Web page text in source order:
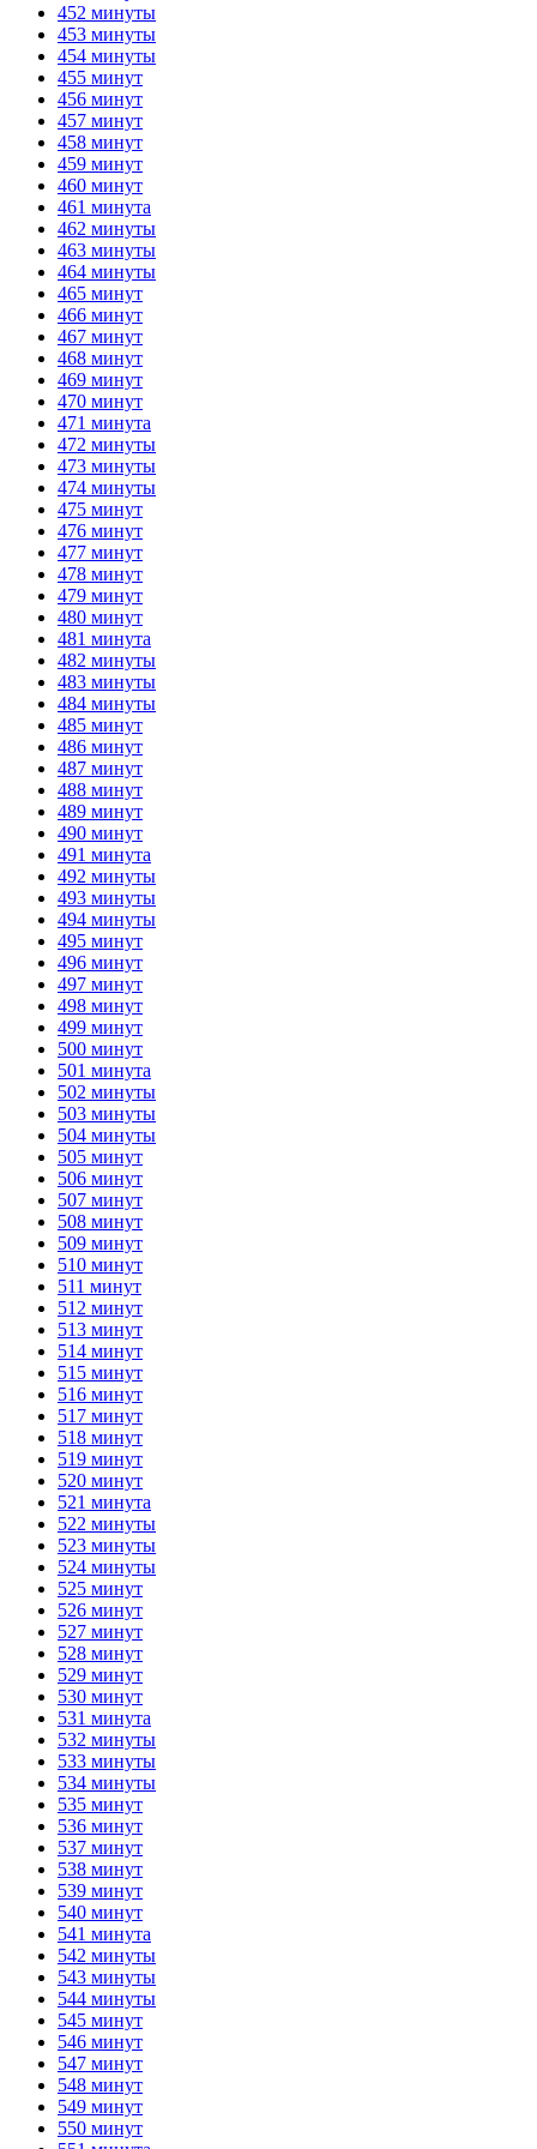
452 минуты
453 минуты
454 минуты
455 минут
456 минут
457 минут
458 минут
459 минут
460 минут
461 минута
462 минуты
463 минуты
464 минуты
465 минут
466 минут
467 минут
468 минут
469 минут
470 минут
471 минута
472 минуты
473 минуты
474 минуты
475 минут
476 минут
477 минут
478 минут
479 минут
480 минут
481 минута
482 минуты
483 минуты
484 минуты
485 минут
486 минут
487 минут
488 минут
489 минут
490 минут
491 минута
492 минуты
493 минуты
494 минуты
495 минут
496 минут
497 минут
498 минут
499 минут
500 минут
501 минута
502 минуты
503 минуты
504 минуты
505 минут
506 минут
507 минут
508 минут
509 минут
510 минут
511 минут
512 минут
513 минут
514 минут
515 минут
516 минут
517 минут
518 минут
519 минут
520 минут
521 минута
522 минуты
523 минуты
524 минуты
525 минут
526 минут
527 минут
528 минут
529 минут
530 минут
531 минута
532 минуты
533 минуты
534 минуты
535 минут
536 минут
537 минут
538 минут
539 минут
540 минут
541 минута
542 минуты
543 минуты
544 минуты
545 минут
546 минут
547 минут
548 минут
549 минут
550 минут